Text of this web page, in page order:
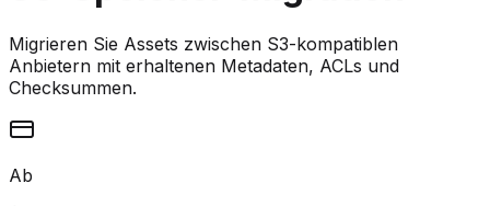
Migrieren Sie Assets zwischen S3-kompatiblen
Anbietern mit erhaltenen Metadaten, ACLs und
Checksummen.
Ab